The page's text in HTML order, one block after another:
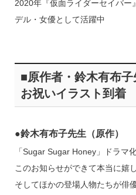
2020年『仮面ライダーセイバー
デル・女優として活躍中
■原作者・鈴木有布
お祝いイラスト到着
●鈴木有布子先生（原作）
「Sugar Sugar Honey」ドラマ
このお知らせができて本当に嬉
そしてほかの登場人物たちが俳